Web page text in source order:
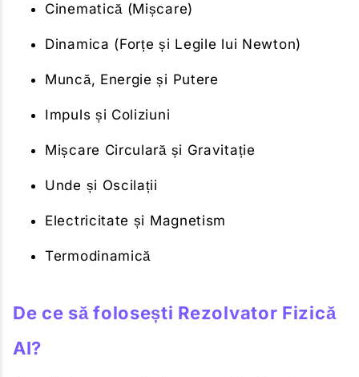
Cinematică (Mișcare)
Dinamica (Forțe și Legile lui Newton)
Muncă, Energie și Putere
Impuls și Coliziuni
Mișcare Circulară și Gravitație
Unde și Oscilații
Electricitate și Magnetism
Termodinamică
De ce să folosești Rezolvator Fizică
AI?